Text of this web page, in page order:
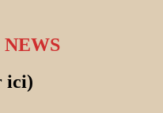
ici)